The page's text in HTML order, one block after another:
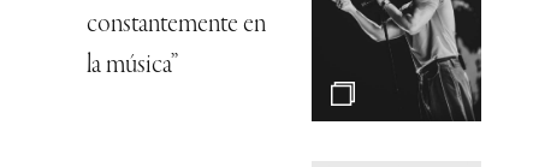
constantemente en
la música”